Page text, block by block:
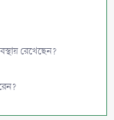
রেখেছেন?